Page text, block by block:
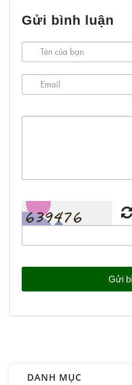
Gửi bình luận
DANH MỤC